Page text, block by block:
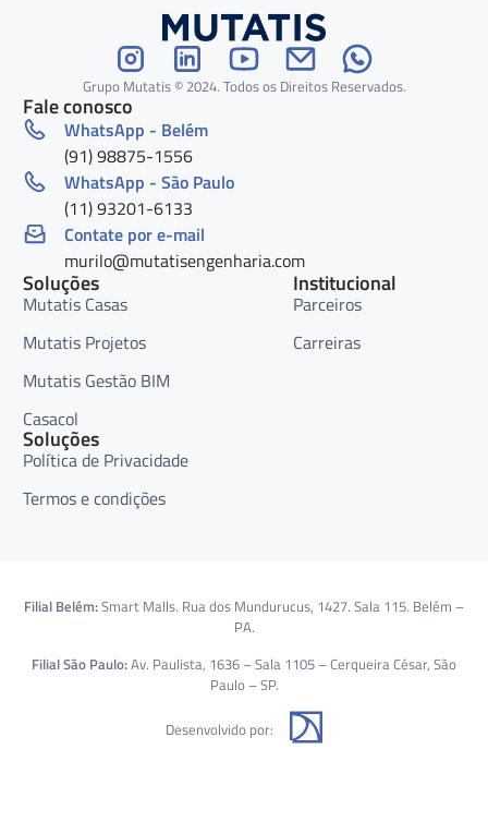
Grupo Mutatis © 2024. Todos os Direitos Reservados.
Fale conosco
WhatsApp - Belém
(91) 98875-1556
WhatsApp - São Paulo
(11) 93201-6133
Contate por e-mail
murilo@mutatisengenharia.com
Soluções
Mutatis Casas
Mutatis Projetos
Mutatis Gestão BIM
Casacol
Institucional
Parceiros
Carreiras
Soluções
Política de Privacidade
Termos e condições
Filial Belém:Smart Malls. Rua dos Mundurucus, 1427. Sala 115. Belém –
PA.
Filial São Paulo:Av. Paulista, 1636 – Sala 1105 – Cerqueira César, São
Paulo – SP.
Desenvolvido por: